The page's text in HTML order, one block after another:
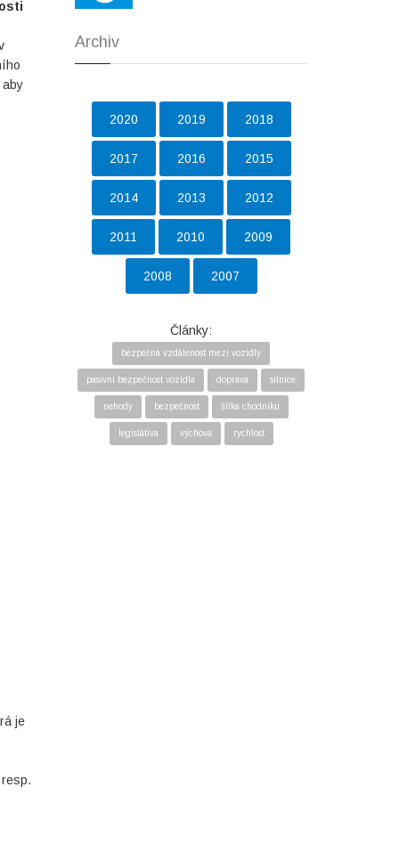
aby
je
Archiv
2020 2019 2018
2017 2016 2015
2014 2013 2012
2011 2010 2009
2008 2007
Články:
bezpečná vzdálenost mezi vozidly
pasivní bezpečnost vozidla doprava silnice
nehody bezpečnost šířka chodníku
legislativa výchova rychlost